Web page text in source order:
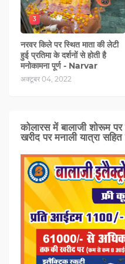
3
नरवर किले पर स्थित माता की लेटी
हुई प्रतिमा के दर्शनों से होती है
मनोकामना पूर्ण - Narvar
अक्टूबर 04, 2022
कोलारस में बालाजी शोरूम पर
खरीद पर मनाली यात्रा